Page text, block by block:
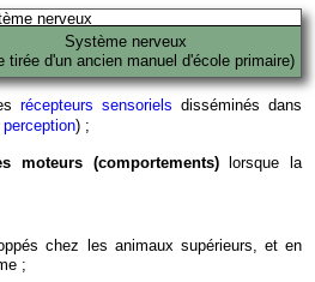
Système nerveux
tirée d'un ancien manuel d'école primaire)
récepteurs sensoriels disséminés dans
) ;
moteurs (comportements)lorsque la
chez les animaux supérieurs, et en
;